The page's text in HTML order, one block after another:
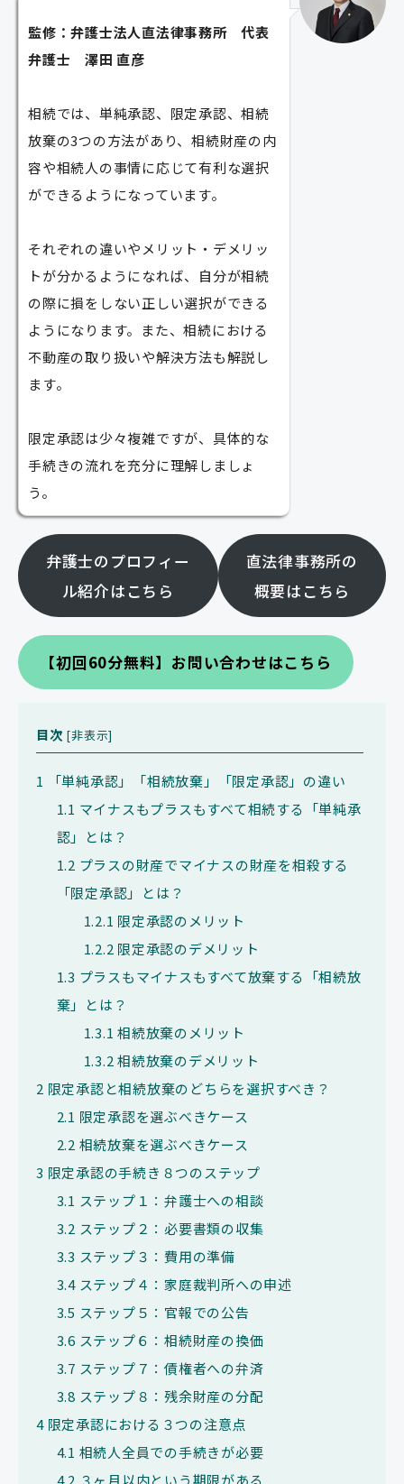
監修：弁護士法人直法律事務所 代表
弁護士 澤田 直彦
相続では、単純承認、限定承認、相続
放棄の3つの方法があり、相続財産の内
容や相続人の事情に応じて有利な選択
ができるようになっています。
それぞれの違いやメリット・デメリッ
トが分かるようになれば、自分が相続
の際に損をしない正しい選択ができる
ようになります。また、相続における
不動産の取り扱いや解決方法も解説し
ます。
限定承認は少々複雑ですが、具体的な
手続きの流れを充分に理解しましょ
う。
弁護士のプロフィー
ル紹介はこちら
直法律事務所の
概要はこちら
【初回60分無料】お問い合わせはこちら
目次 [非表示]
1
「単純承認」「相続放棄」「限定承認」の違い
1.1 マイナスもプラスもすべて相続する「単純承
認」とは？
1.2 プラスの財産でマイナスの財産を相殺する
「限定承認」とは？
1.2.1 限定承認のメリット
1.2.2 限定承認のデメリット
1.3 プラスもマイナスもすべて放棄する「相続放
棄」とは？
1.3.1 相続放棄のメリット
1.3.2 相続放棄のデメリット
2 限定承認と相続放棄のどちらを選択すべき？
2.1 限定承認を選ぶべきケース
2.2 相続放棄を選ぶべきケース
3 限定承認の手続き８つのステップ
3.1 ステップ１：弁護士への相談
3.2 ステップ２：必要書類の収集
3.3 ステップ３：費用の準備
3.4ステップ４：家庭裁判所への申述
3.5 ステップ５：官報での公告
3.6 ステップ６：相続財産の換価
3.7 ステップ７：債権者への弁済
3.8 ステップ８：残余財産の分配
4限定承認における３つの注意点
4.1 相続人全員での手続きが必要
4.2 ３ヶ月以内という期限がある